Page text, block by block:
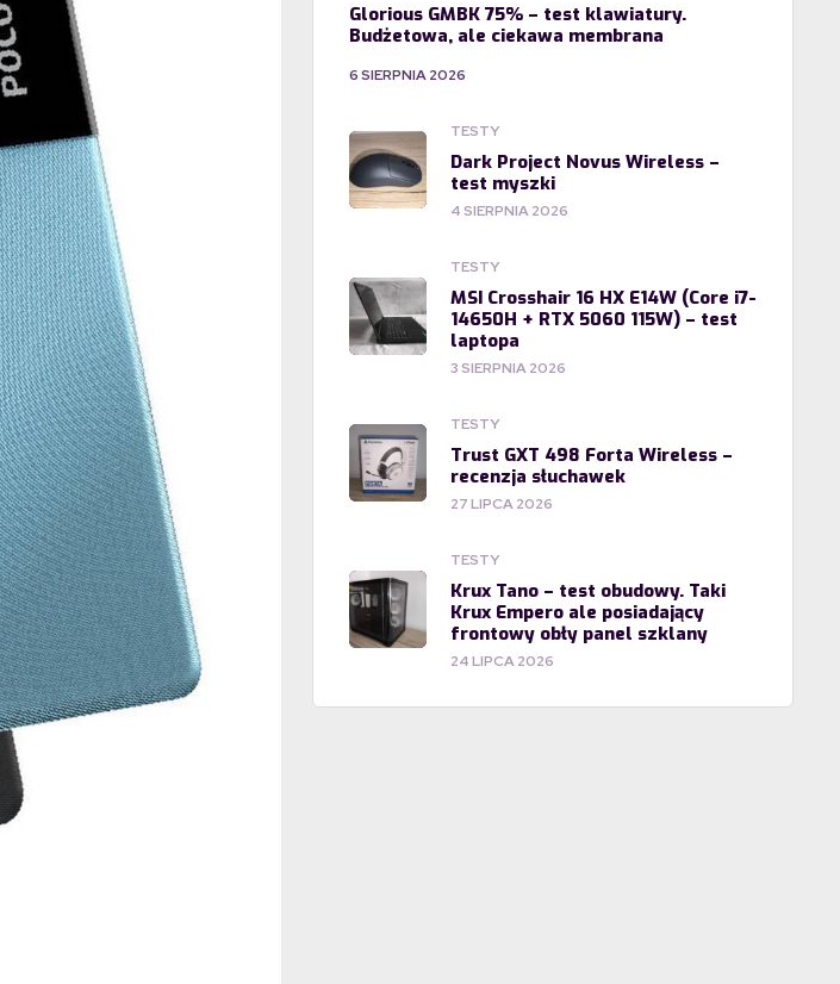
Glorious GMBK 75% – test klawiatury.
Budżetowa, ale ciekawa membrana
6 SIERPNIA 2026
TESTY
Dark Project Novus Wireless –
test myszki
4 SIERPNIA 2026
TESTY
MSI Crosshair 16 HX E14W (Core i7-
14650H + RTX 5060 115W) – test
laptopa
3 SIERPNIA 2026
TESTY
Trust GXT 498 Forta Wireless –
recenzja słuchawek
27 LIPCA 2026
TESTY
Krux Tano – test obudowy. Taki
Krux Empero ale posiadający
frontowy obły panel szklany
24 LIPCA 2026